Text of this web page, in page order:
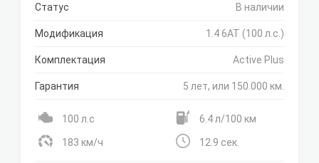
Статус В наличии
Модификация 1.4 6АТ (100 л.с.)
Комплектация Active Plus
Гарантия 5 лет, или 150 000 км.
100 л.с 6.4 л/100 км
183 км/ч 12.9 сек.